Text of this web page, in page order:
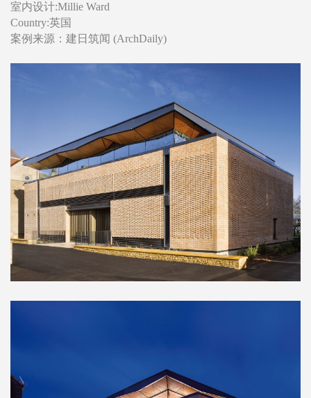
室内设计:Millie Ward
Country:英国
案例来源：建日筑闻 (ArchDaily)